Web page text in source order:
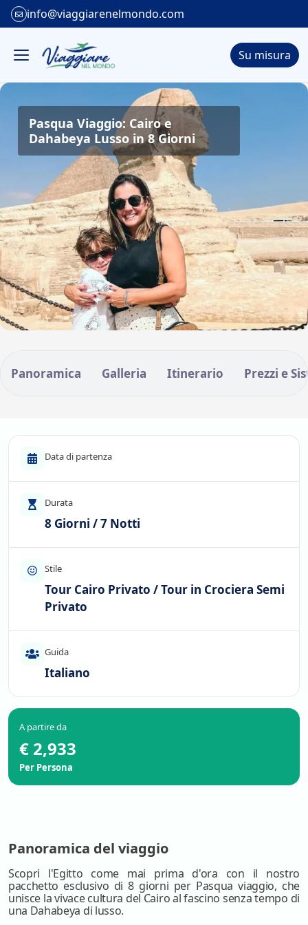
info@viaggiarenelmondo.com
Su misura
Pasqua Viaggio: Cairo e
Dahabeya Lusso in 8 Giorni
Panoramica Galleria Itinerario Prezzi e
Data di partenza
Durata
8 Giorni / 7 Notti
Stile
Tour Cairo Privato / Tour in Crociera Semi
Privato
Guida
Italiano
A partire da
€ 2,933
Per Persona
Panoramica del viaggio
Scopri l'Egitto come mai prima d'ora con il nostro
pacchetto esclusivo di 8 giorni per Pasqua viaggio, che
unisce la vivace cultura del Cairo al fascino senza tempo di
una Dahabeya di lusso.